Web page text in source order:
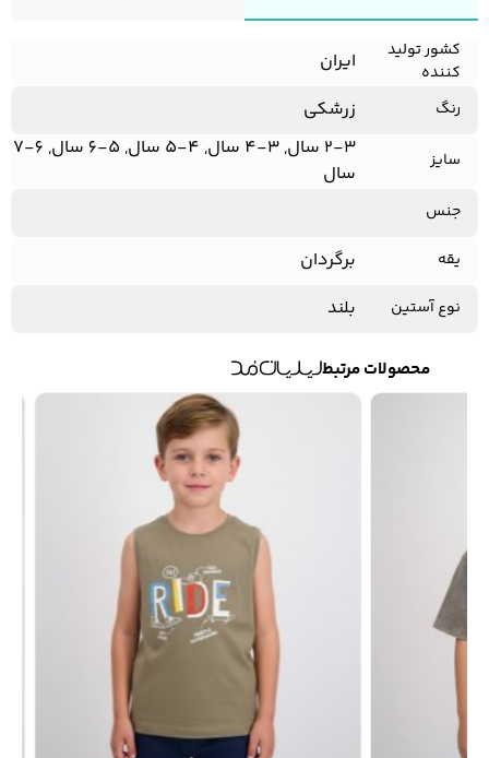
سویشرت و هودی
کیف مردانه
کیف پول و جاکارتی
کمربند مردانه
کفش مردانه
لباس زیر و راحتی
مردانه
کشور تولید
کننده
ایران
رنگ زرشکی
سایز
2-3 سال, 3-4 سال, 4-5 سال, 5-6 سال, 6-7
سال
جنس
یقه
برگردان
نوع آستین بلند
محصولات مرتبط